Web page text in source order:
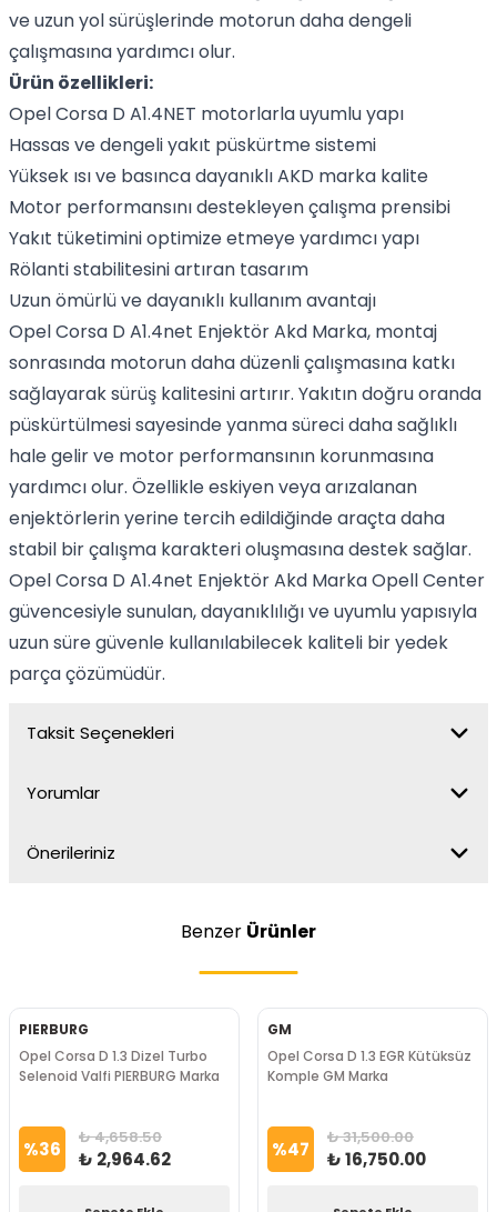
ve uzun yol sürüşlerinde motorun daha dengeli
çalışmasına yardımcı olur.
Ürün özellikleri:
Opel Corsa D A1.4NET motorlarla uyumlu yapı
Hassas ve dengeli yakıt püskürtme sistemi
Yüksek ısı ve basınca dayanıklı AKD marka kalite
Motor performansını destekleyen çalışma prensibi
Yakıt tüketimini optimize etmeye yardımcı yapı
Rölanti stabilitesini artıran tasarım
Uzun ömürlü ve dayanıklı kullanım avantajı
Opel Corsa D A1.4net Enjektör Akd Marka, montaj
sonrasında motorun daha düzenli çalışmasına katkı
sağlayarak sürüş kalitesini artırır. Yakıtın doğru oranda
püskürtülmesi sayesinde yanma süreci daha sağlıklı
hale gelir ve motor performansının korunmasına
yardımcı olur. Özellikle eskiyen veya arızalanan
enjektörlerin yerine tercih edildiğinde araçta daha
stabil bir çalışma karakteri oluşmasına destek sağlar.
Opel Corsa D A1.4net Enjektör Akd Marka Opell Center
güvencesiyle sunulan, dayanıklılığı ve uyumlu yapısıyla
uzun süre güvenle kullanılabilecek kaliteli bir yedek
parça çözümüdür.
Taksit Seçenekleri
Yorumlar
Önerileriniz
Benzer Ürünler
PIERBURG
Opel Corsa D 1.3 Dizel Turbo
Selenoid Valfi PIERBURG Marka
%36 ₺ 4,658.50
₺ 2,964.62
GM
Opel Corsa D 1.3 EGR Kütüksüz
Komple GM Marka
%47 ₺ 31,500.00
₺ 16,750.00